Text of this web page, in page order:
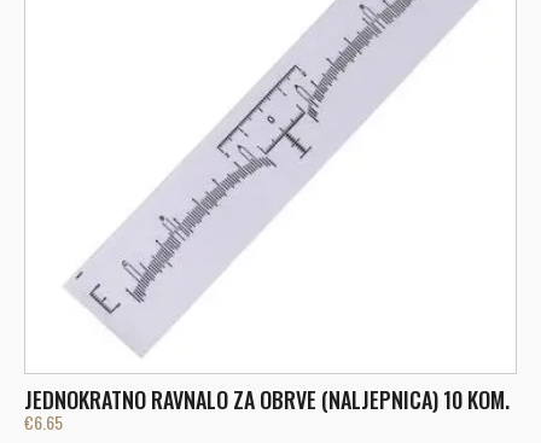
JEDNOKRATNO RAVNALO ZA OBRVE (NALJEPNICA) 10 KOM.
€6.65